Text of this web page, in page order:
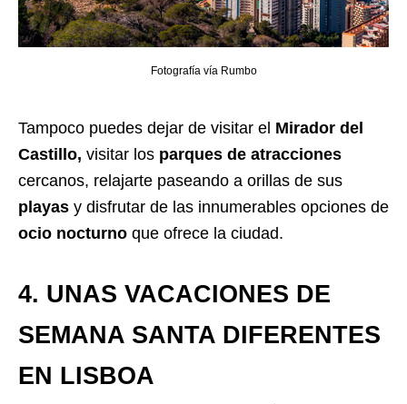
Fotografía vía Rumbo
Tampoco puedes dejar de visitar el Mirador del
Castillo, visitar los parques de atracciones
cercanos, relajarte paseando a orillas de sus
playas y disfrutar de las innumerables opciones de
ocio nocturno que ofrece la ciudad.
4. UNAS VACACIONES DE
SEMANA SANTA DIFERENTES
EN LISBOA